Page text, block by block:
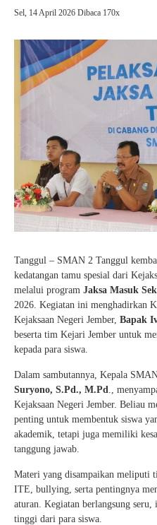
Sel, 14 April 2026 Dibaca 170x
Tanggul – SMAN 2 Tanggul
kedatangan tamu spesial dari
melalui program Jaksa Masuk
2026. Kegiatan ini menghadirkan
Kejaksaan Negeri Jember, Bapak
beserta tim Kejari Jember untuk
kepada para siswa.
Dalam sambutannya, Kepala
Suryono, S.Pd., M.Pd
.,
Kejaksaan Negeri Jember. Beliau
penting untuk membentuk siswa
akademik, tetapi juga memiliki
tanggung jawab.
Materi yang disampaikan meliputi
ITE, bullying, serta pentingnya
aturan. Kegiatan berlangsung
tinggi dari para siswa.